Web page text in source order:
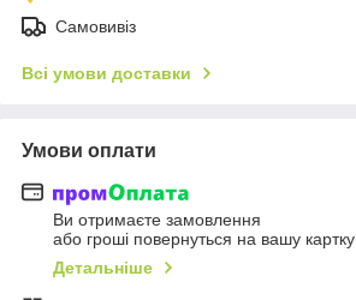
Самовивіз
Всі умови доставки
Умови оплати
Ви отримаєте замовлення
або гроші повернуться на вашу картку
Детальніше